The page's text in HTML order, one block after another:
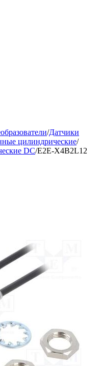
/Датчики
цилиндрические/
DC/E2E-X4B2L12